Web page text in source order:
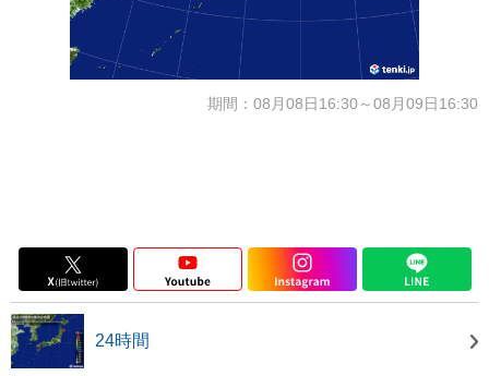
期間：08月08日16:30～08月09日16:30
24時間